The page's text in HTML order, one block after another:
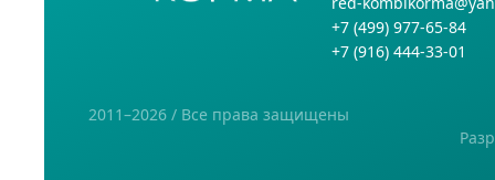
+7 (499) 977-65-84
+7 (916) 444-33-01
2011–2026 / Все права защищены